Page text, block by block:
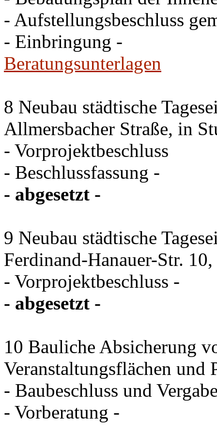
- Aufstellungsbeschluss
- Einbringung -
Beratungsunterlagen
8 Neubau städtische
Allmersbacher Straße, in
- Vorprojektbeschluss
- Beschlussfassung -
- abgesetzt -
9 Neubau städtische
Ferdinand-Hanauer-Str.
- Vorprojektbeschluss -
- abgesetzt -
10 Bauliche Absicherung
Veranstaltungsflächen und
- Baubeschluss und
- Vorberatung -